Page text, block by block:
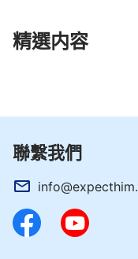
精選内容
聯繫我們